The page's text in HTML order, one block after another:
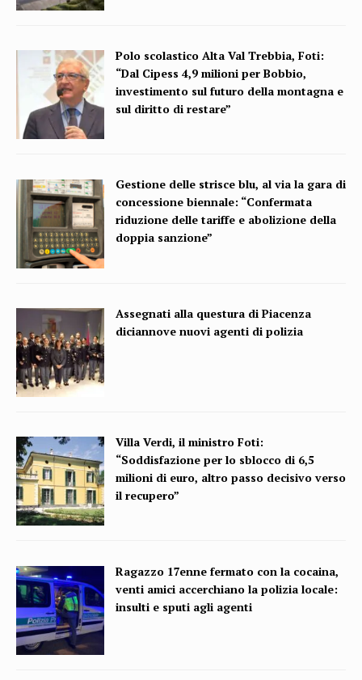
Polo scolastico Alta Val Trebbia, Foti:
“Dal Cipess 4,9 milioni per Bobbio,
investimento sul futuro della montagna e
sul diritto di restare”
Gestione delle strisce blu, al via la gara di
concessione biennale: “Confermata
riduzione delle tariffe e abolizione della
doppia sanzione”
Assegnati alla questura di Piacenza
diciannove nuovi agenti di polizia
Villa Verdi, il ministro Foti:
“Soddisfazione per lo sblocco di 6,5
milioni di euro, altro passo decisivo verso
il recupero”
Ragazzo 17enne fermato con la cocaina,
venti amici accerchiano la polizia locale:
insulti e sputi agli agenti